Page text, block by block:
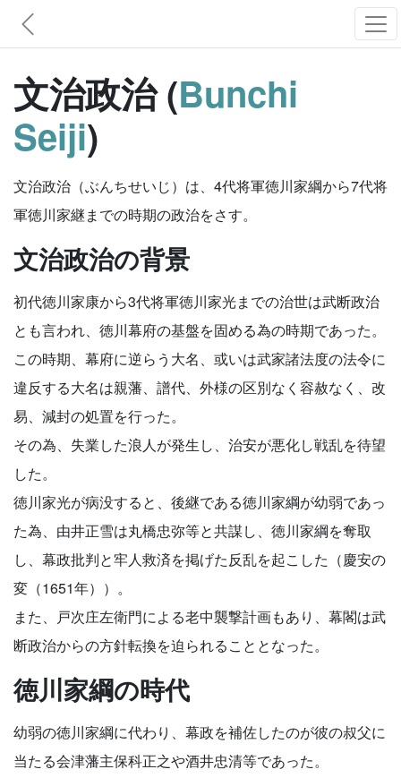
文治政治 (Bunchi
Seiji)
文治政治（ぶんちせいじ）は、4代将軍徳川家綱から7代将
軍徳川家継までの時期の政治をさす。
文治政治の背景
初代徳川家康から3代将軍徳川家光までの治世は武断政治
とも言われ、徳川幕府の基盤を固める為の時期であった。
この時期、幕府に逆らう大名、或いは武家諸法度の法令に
違反する大名は親藩、譜代、外様の区別なく容赦なく、改
易、減封の処置を行った。
その為、失業した浪人が発生し、治安が悪化し戦乱を待望
した。
徳川家光が病没すると、後継である徳川家綱が幼弱であっ
た為、由井正雪は丸橋忠弥等と共謀し、徳川家綱を奪取
し、幕政批判と牢人救済を掲げた反乱を起こした（慶安の
変（1651年））。
また、戸次庄左衛門による老中襲撃計画もあり、幕閣は武
断政治からの方針転換を迫られることとなった。
徳川家綱の時代
幼弱の徳川家綱に代わり、幕政を補佐したのが彼の叔父に
当たる会津藩主保科正之や酒井忠清等であった。